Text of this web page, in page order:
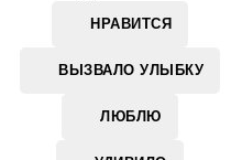
НРАВИТСЯ
ВЫЗВАЛО УЛЫБКУ
ЛЮБЛЮ